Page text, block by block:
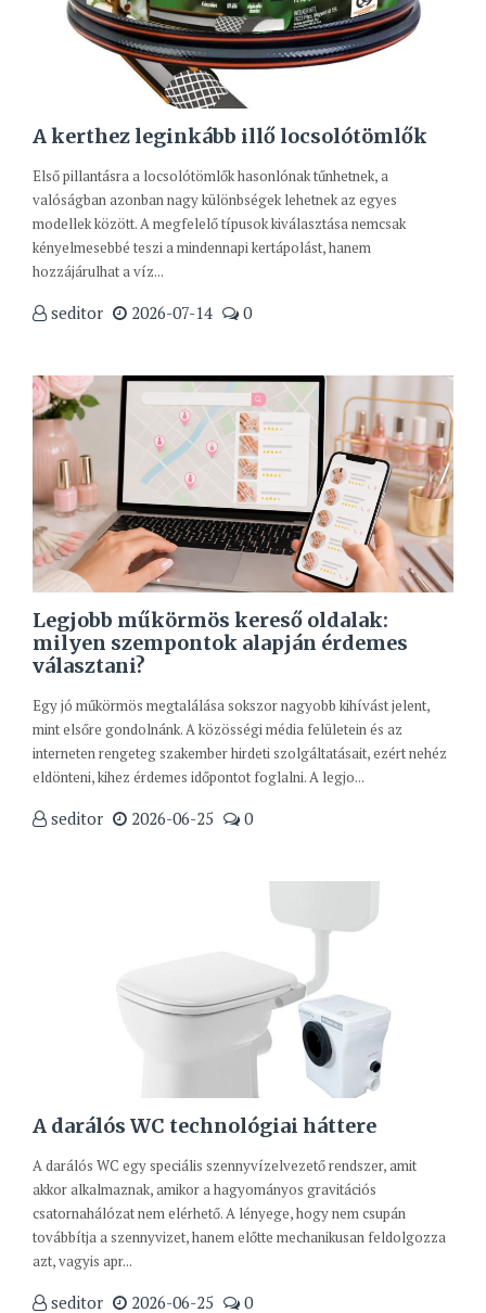
A kerthez leginkább illő locsolótömlők
Első pillantásra a locsolótömlők hasonlónak tűnhetnek, a
valóságban azonban nagy különbségek lehetnek az egyes
modellek között. A megfelelő típusok kiválasztása nemcsak
kényelmesebbé teszi a mindennapi kertápolást, hanem
hozzájárulhat a víz...
seditor 2026-07-14 0
Legjobb műkörmös kereső oldalak:
milyen szempontok alapján érdemes
választani?
Egy jó műkörmös megtalálása sokszor nagyobb kihívást jelent,
mint elsőre gondolnánk. A közösségi média felületein és az
interneten rengeteg szakember hirdeti szolgáltatásait, ezért nehéz
eldönteni, kihez érdemes időpontot foglalni. A legjo...
seditor 2026-06-25 0
A darálós WC technológiai háttere
A darálós WC egy speciális szennyvízelvezető rendszer, amit
akkor alkalmaznak, amikor a hagyományos gravitációs
csatornahálózat nem elérhető. A lényege, hogy nem csupán
továbbítja a szennyvizet, hanem előtte mechanikusan feldolgozza
azt, vagyis apr...
seditor 2026-06-25 0